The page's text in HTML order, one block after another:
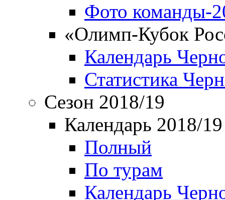
Фото команды-
«Олимп-Кубок
Календарь
Статистика
Сезон 2018/19
Календарь 2018/19
Полный
По турам
Календарь